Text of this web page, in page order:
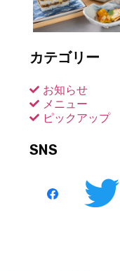
カテゴリー
お知らせ
メニュー
ピックアップ
SNS